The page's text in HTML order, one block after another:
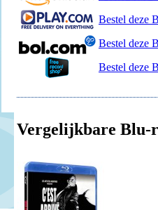
Bestel deze
Bestel deze
Bestel deze
Vergelijkbare Blu-